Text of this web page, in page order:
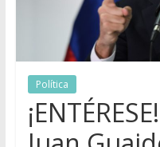
Política